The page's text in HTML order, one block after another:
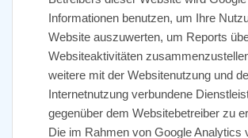
Informationen benutzen, um Ihre
Website auszuwerten, um Reports
Websiteaktivitäten
weitere mit der Websitenutzung und
Internetnutzung verbundene
gegenüber dem Websitebetreiber zu
Die im Rahmen von Google Analytics